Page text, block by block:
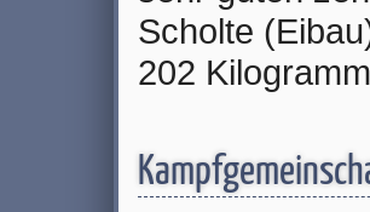
Scholte
202